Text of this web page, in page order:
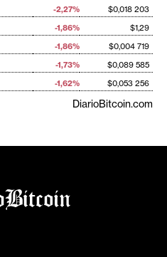
-2,27%
$0,018 203
-1,86%
$1,29
-1,86%
$0,004 719
-1,73%
$0,089 585
-1,62% $0,053 256
DiarioBitcoin.com